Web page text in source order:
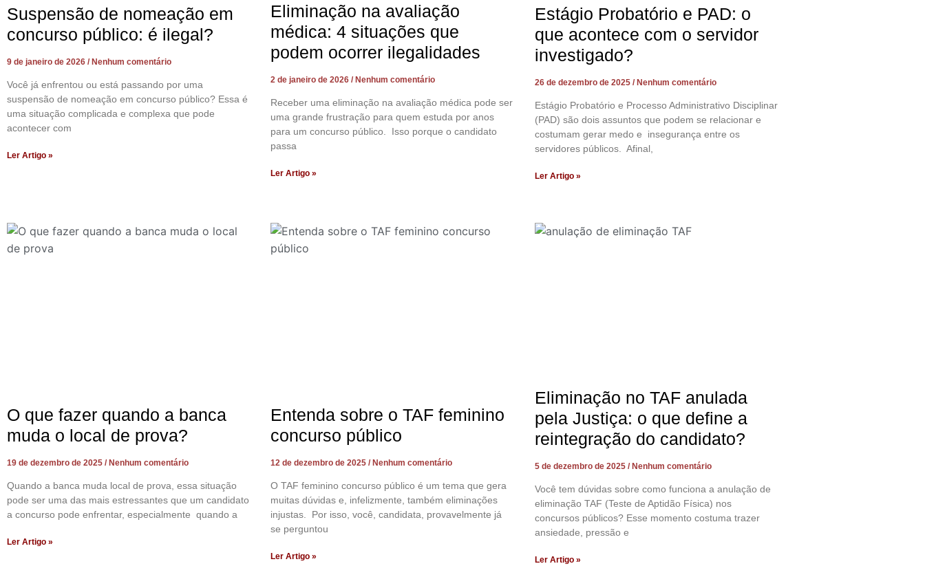
Suspensão de nomeação em
concurso público: é ilegal?
9 de janeiro de 2026 Nenhum comentário
Você já enfrentou ou está passando por uma
suspensão de nomeação em concurso público? Essa é
uma situação complicada e complexa que pode
acontecer com
Ler Artigo »
Eliminação na avaliação
médica: 4 situações que
podem ocorrer ilegalidades
2 de janeiro de 2026 Nenhum comentário
Receber uma eliminação na avaliação médica pode ser
uma grande frustração para quem estuda por anos
para um concurso público. Isso porque o candidato
passa
Ler Artigo »
Estágio Probatório e PAD: o
que acontece com o servidor
investigado?
26 de dezembro de 2025 Nenhum comentário
Estágio Probatório e Processo Administrativo Disciplinar
(PAD) são dois assuntos que podem se relacionar e
costumam gerar medo e insegurança entre os
servidores públicos. Afinal,
Ler Artigo »
O que fazer quando a banca
muda o local de prova?
19 de dezembro de 2025 Nenhum comentário
Quando a banca muda local de prova, essa situação
pode ser uma das mais estressantes que um candidato
a concurso pode enfrentar, especialmente quando a
Ler Artigo »
Entenda sobre o TAF feminino
concurso público
12 de dezembro de 2025 Nenhum comentário
O TAF feminino concurso público é um tema que gera
muitas dúvidas e, infelizmente, também eliminações
injustas. Por isso, você, candidata, provavelmente já
se perguntou
Ler Artigo »
Eliminação no TAF anulada
pela Justiça: o que define a
reintegração do candidato?
5 de dezembro de 2025 Nenhum comentário
Você tem dúvidas sobre como funciona a anulação de
eliminação TAF (Teste de Aptidão Física) nos
concursos públicos? Esse momento costuma trazer
ansiedade, pressão e
Ler Artigo »